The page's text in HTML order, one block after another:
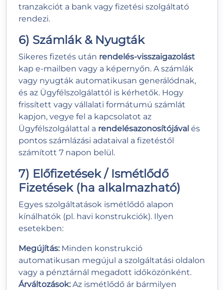
tranzakciót a bank vagy fizetési szolgáltató
rendezi.
6) Számlák & Nyugták
Sikeres fizetés után rendelés-visszaigazolást
kap e-mailben vagy a képernyőn. A számlák
vagy nyugták automatikusan generálódnak,
és az Ügyfélszolgálattól is kérhetők. Hogy
frissített vagy vállalati formátumú számlát
kapjon, vegye fel a kapcsolatot az
Ügyfélszolgálattal a rendelésazonosítójával és
pontos számlázási adataival a fizetéstől
számított 7 napon belül.
7) Előfizetések / Ismétlődő
Fizetések (ha alkalmazható)
Egyes szolgáltatások ismétlődő alapon
kínálhatók (pl. havi konstrukciók). Ilyen
esetekben:
Megújítás: Minden konstrukció
automatikusan megújul a szolgáltatási oldalon
vagy a pénztárnál megadott időközönként.
Árváltozások: Az ismétlődő ár bármilyen